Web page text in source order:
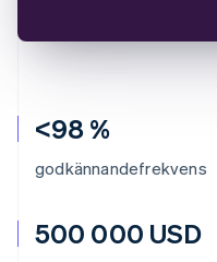
<98 %
godkännandefrekvens
500 000 USD